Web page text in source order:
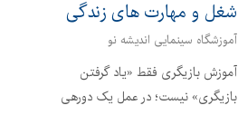
شغل و مهارت های زندگی
آموزشگاه سینمایی اندیشه نو
آموزش بازیگری فقط «یاد گرفتن
بازیگری» نیست؛ در عمل یک دورهی